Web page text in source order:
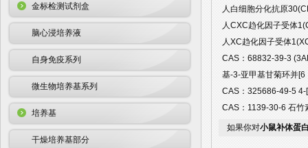
金标检测试剂盒
脑心浸培养液
自身免疫系列
微生物培养基系列
培养基
干燥培养基部分
人白细胞分化抗原
人CXC趋化因子受体
人XC趋化因子受体
CAS：68832-39-3
基-3-亚甲基甘菊环并
CAS：325686-49-5 4-
CAS：1139-30-6 石
如果你对小鼠补体蛋